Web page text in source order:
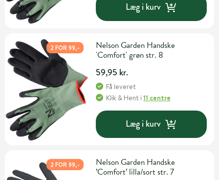
Læg i kurv
2 FOR 99,-
Nelson Garden Handske
'Comfort' grøn str. 8
59,95 kr.
Få leveret
Klik & Hent i11 centre
Læg i kurv
2 FOR 99,-
Nelson Garden Handske
’Comfort’ lilla/sort str. 7